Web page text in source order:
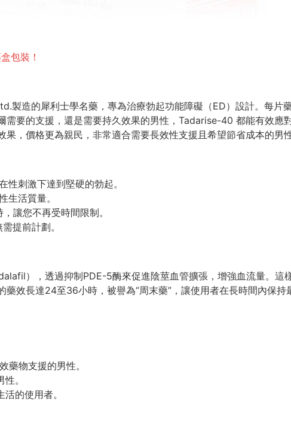
包裝！
造的犀利士學名藥，專為治療勃起功能障礙（ED）設計。每片
需要的支援，還是需要持久效果的男性，Tadarise-40 都能有效應
，價格更為親民，非常適合需要長效性支援且希望節省成本的男性
性刺激下達到堅硬的勃起。
生活質量。
讓您不再受時間限制。
提前計劃。
），透過抑制PDE-5酶來促進陰莖血管擴張，增強血流量。這
效長達24至36小時，被譽為“周末藥”，讓使用者在長時間內保持
藥物支援的男性。
。
的使用者。